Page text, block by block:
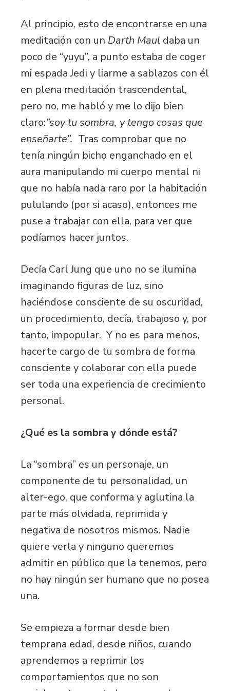
Al principio, esto de encontrarse en una
meditación con un Darth Maul daba un
poco de “yuyu”, a punto estaba de coger
mi espada Jedi y liarme a sablazos con él
en plena meditación trascendental,
pero no, me habló y me lo dijo bien
claro:”soy tu sombra, y tengo cosas que
enseñarte”. Tras comprobar que no
tenía ningún bicho enganchado en el
aura manipulando mi cuerpo mental ni
que no había nada raro por la habitación
pululando (por si acaso), entonces me
puse a trabajar con ella, para ver que
podíamos hacer juntos.
Decía Carl Jung que uno no se ilumina
imaginando figuras de luz, sino
haciéndose consciente de su oscuridad,
un procedimiento, decía, trabajoso y, por
tanto, impopular. Y no es para menos,
hacerte cargo de tu sombra de forma
consciente y colaborar con ella puede
ser toda una experiencia de crecimiento
personal.
¿Qué es la sombra y dónde está?
La “sombra” es un personaje, un
componente de tu personalidad, un
alter-ego, que conforma y aglutina la
parte más olvidada, reprimida y
negativa de nosotros mismos. Nadie
quiere verla y ninguno queremos
admitir en público que la tenemos, pero
no hay ningún ser humano que no posea
una.
Se empieza a formar desde bien
temprana edad, desde niños, cuando
aprendemos a reprimir los
comportamientos que no son